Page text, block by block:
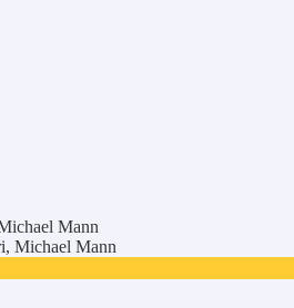
Mann
Michael Mann